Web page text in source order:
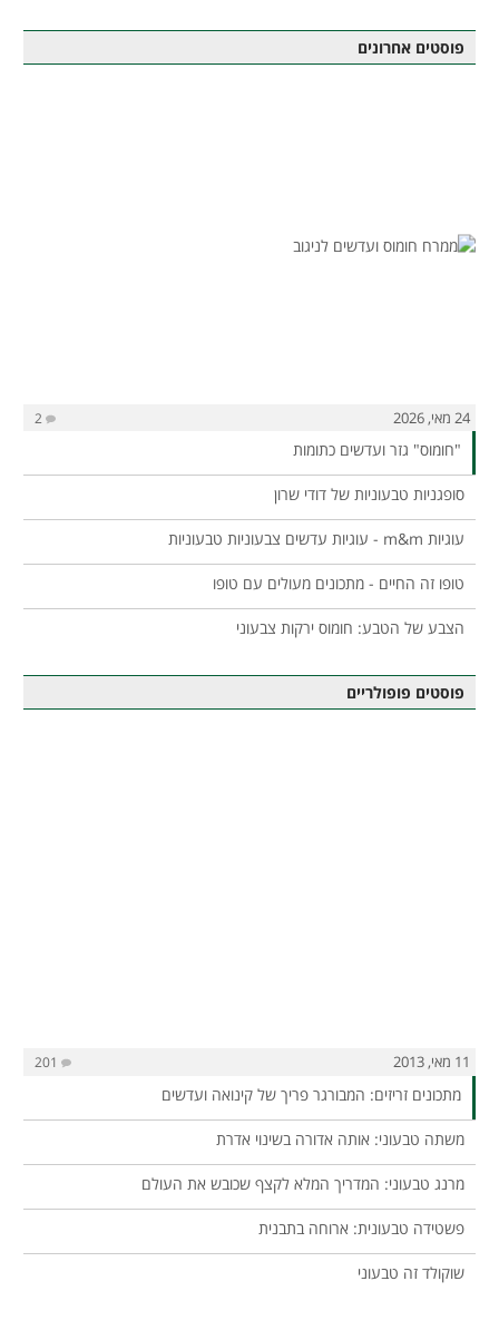
פוסטים אחרונים
24 מאי, 2026 2
"חומוס" גזר ועדשים כתומות
סופגניות טבעוניות של דודי שרון
עוגיות m&m - עוגיות עדשים צבעוניות טבעוניות
טופו זה החיים - מתכונים מעולים עם טופו
הצבע של הטבע: חומוס ירקות צבעוני
פוסטים פופולריים
11 מאי, 2013 201
מתכונים זריזים: המבורגר פריך של קינואה ועדשים
משתה טבעוני: אותה אדורה בשינוי אדרת
מרנג טבעוני: המדריך המלא לקצף שכובש את העולם
פשטידה טבעונית: ארוחה בתבנית
שוקולד זה טבעוני